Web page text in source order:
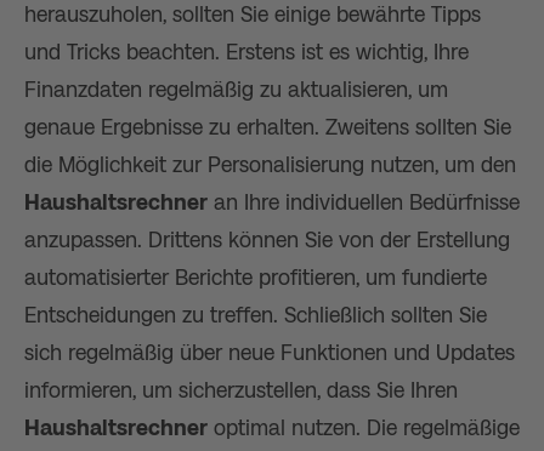
herauszuholen, sollten Sie einige bewährte Tipps
und Tricks beachten. Erstens ist es wichtig, Ihre
Finanzdaten regelmäßig zu aktualisieren, um
genaue Ergebnisse zu erhalten. Zweitens sollten Sie
die Möglichkeit zur Personalisierung nutzen, um den
Haushaltsrechner an Ihre individuellen Bedürfnisse
anzupassen. Drittens können Sie von der Erstellung
automatisierter Berichte profitieren, um fundierte
Entscheidungen zu treffen. Schließlich sollten Sie
sich regelmäßig über neue Funktionen und Updates
informieren, um sicherzustellen, dass Sie Ihren
Haushaltsrechner optimal nutzen. Die regelmäßige